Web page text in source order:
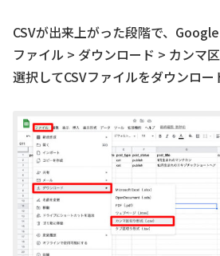
CSVが出来上がった段階で、
ファイル > ダウンロード > カンマ
選択してCSVファイルをダウンロー